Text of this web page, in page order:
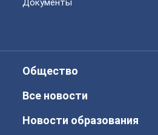
Документы
Общество
Все новости
Новости образования